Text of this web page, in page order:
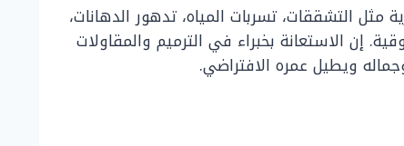
التشققات، تسربات المياه، تدهور الدهانات،
إن الاستعانة بخبراء في الترميم والمقاولات
ويطيل عمره الافتراضي.